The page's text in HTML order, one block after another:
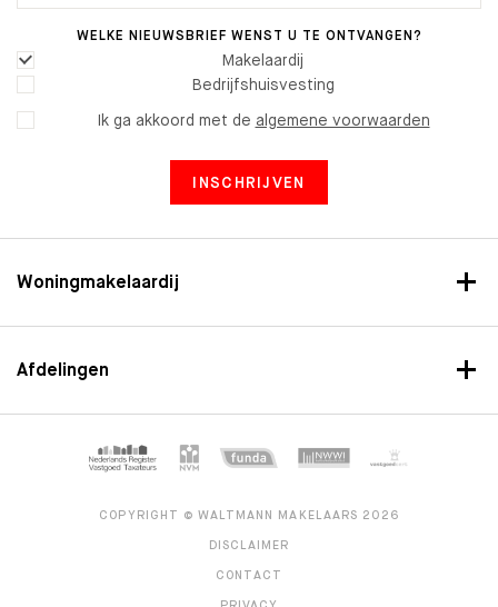
Woningmakelaardij
Afdelingen
WELKE NIEUWSBRIEF WENST U TE ONTVANGEN?
Makelaardij
Bedrijfshuisvesting
Ik ga akkoord met de algemene voorwaarden
INSCHRIJVEN
COPYRIGHT © WALTMANN MAKELAARS 2026
DISCLAIMER
CONTACT